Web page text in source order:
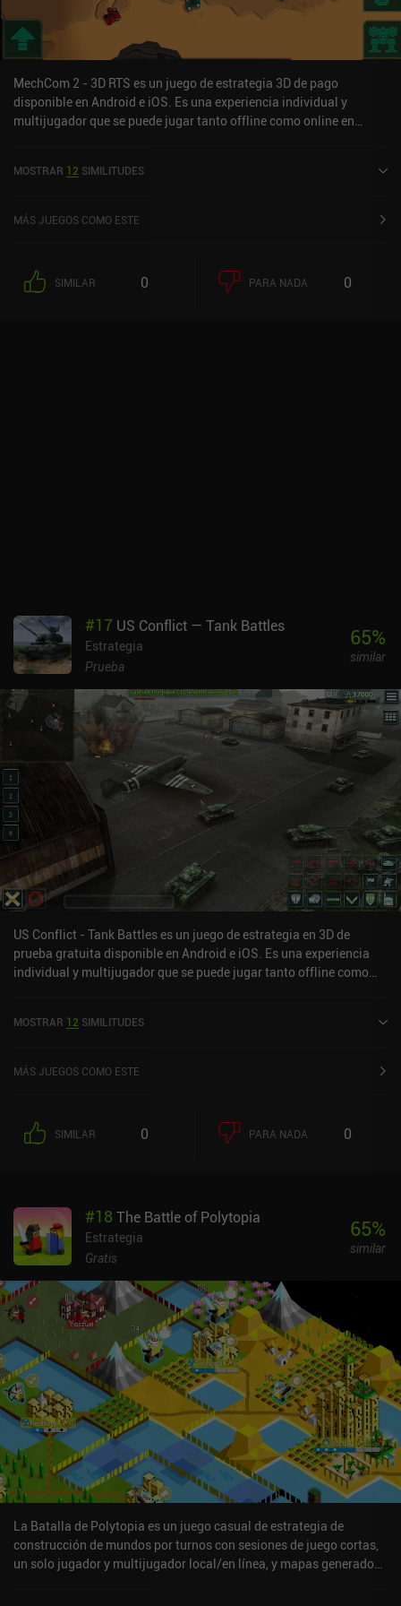
durante un día viendo un anuncio que no se puede saltar, una
forma poco convencional pero muy fácil de usar. El juego sigue en
pleno desarrollo, así que si te gustan las estrategias 4X por turnos,
no dejes de echarle un vistazo.
MechCom 2 - 3D RTS es un juego de estrategia 3D de pago
disponible en Android e iOS. Es una experiencia individual y
multijugador que se puede jugar tanto offline como online en
sobre 5,0 en la App Store de iOS.
MOSTRAR 12 SIMILITUDES
MÁS JUEGOS COMO ESTE
SIMILAR 0 PARA NADA 0
#17 US Conflict — Tank Battles
Estrategia
Prueba
65%
similar
US Conflict - Tank Battles es un juego de estrategia en 3D de
prueba gratuita disponible en Android e iOS. Es una experiencia
individual y multijugador que se puede jugar tanto offline como
Google Play y de 4,6 sobre 5,0 en la App Store de iOS.
MOSTRAR 12 SIMILITUDES
MÁS JUEGOS COMO ESTE
SIMILAR 0 PARA NADA 0
#18 The Battle of Polytopia
Estrategia
Gratis
65%
similar
La Batalla de Polytopia es un juego casual de estrategia de
construcción de mundos por turnos con sesiones de juego cortas,
un solo jugador y multijugador local/en línea, y mapas generados